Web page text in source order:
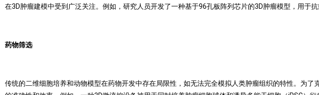
在3D肿瘤建模中受到广泛关注。例如，研究人员开发了一种基于96孔板阵列芯片的3D肿瘤模型，用于抗
药物筛选
传统的二维细胞培养和动物模型在药物开发中存在局限性，如无法完全模拟人类肿瘤组织的特性。为